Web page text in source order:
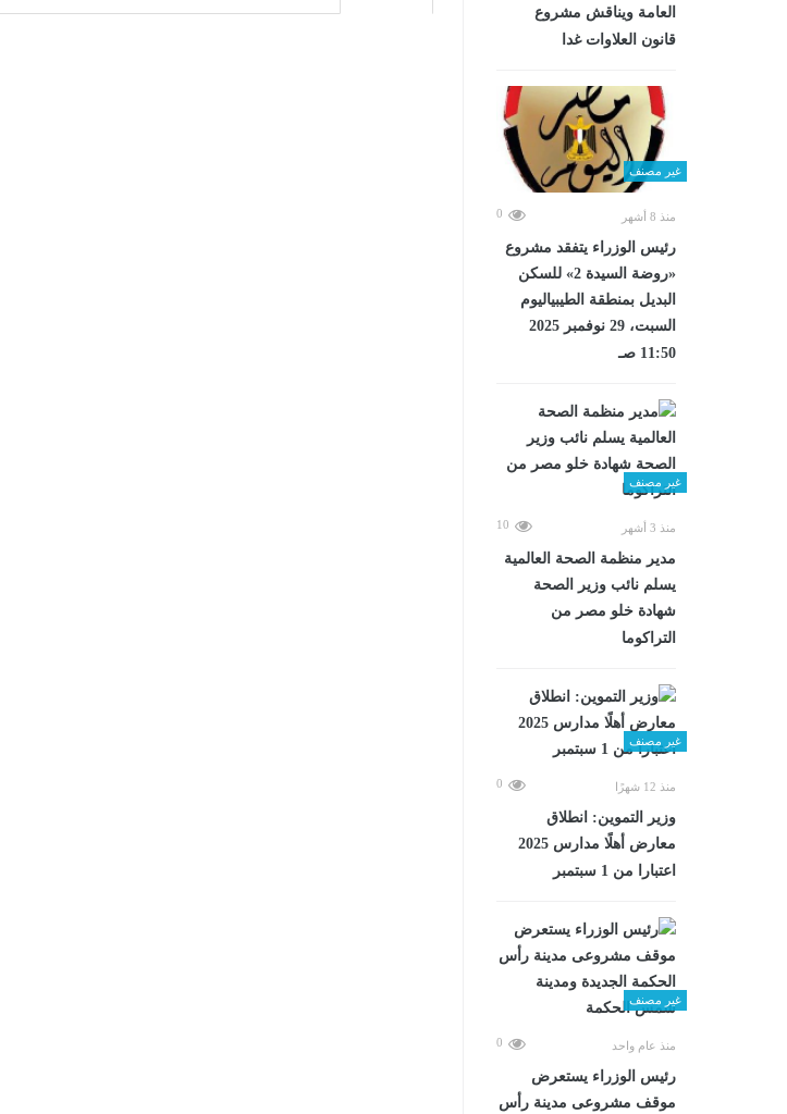
العامة ويناقش مشروع
قانون العلاوات غدا
غير مصنف
منذ 8 أشهر 0
رئيس الوزراء يتفقد مشروع
«روضة السيدة 2» للسكن
البديل بمنطقة الطيبياليوم
السبت، 29 نوفمبر 2025
11:50 صـ
غير مصنف
منذ 3 أشهر 10
مدير منظمة الصحة العالمية
يسلم نائب وزير الصحة
شهادة خلو مصر من
التراكوما
غير مصنف
منذ 12 شهرًا 0
وزير التموين: انطلاق
معارض أهلًا مدارس 2025
اعتبارا من 1 سبتمبر
غير مصنف
منذ عام واحد 0
رئيس الوزراء يستعرض
موقف مشروعى مدينة رأس